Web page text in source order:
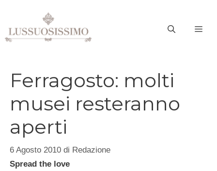
contenuto
Ferragosto: molti
musei resteranno
aperti
6 Agosto 2010 di Redazione
Spread the love